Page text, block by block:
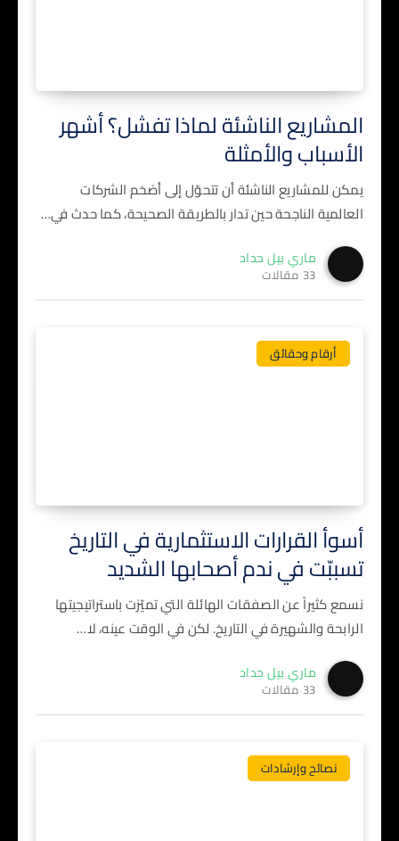
المشاريع الناشئة لماذا تفشل؟ أشهر
الأسباب والأمثلة
يمكن للمشاريع الناشئة أن تتحوّل إلى أضخم الشركات
العالمية الناجحة حين تدار بالطريقة الصحيحة، كما حدث في…
ماري بيل حداد
33 مقالات
أرقام وحقائق
أسوأ القرارات الاستثمارية في التاريخ
تسببّت في ندم أصحابها الشديد
نسمع كثيراً عن الصفقات الهائلة التي تميّزت باستراتيجيتها
الرابحة والشهيرة في التاريخ. لكن في الوقت عينه، لا…
ماري بيل حداد
33 مقالات
نصائح وإرشادات